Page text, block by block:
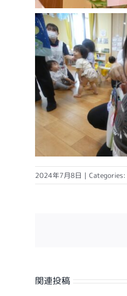
2024年7月8日 | Categories:
関連投稿